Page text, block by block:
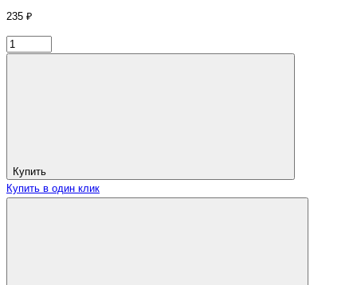
235 ₽
Купить
Купить в один клик